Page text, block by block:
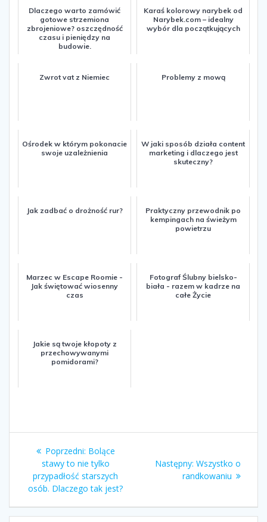
Dlaczego warto zamówić
gotowe strzemiona
zbrojeniowe? oszczędność
czasu i pieniędzy na
budowie.
Karaś kolorowy narybek od
Narybek.com – idealny
wybór dla początkujących
Zwrot vat z Niemiec Problemy z mową
Ośrodek w którym pokonacie
swoje uzależnienia
W jaki sposób działa content
marketing i dlaczego jest
skuteczny?
Jak zadbać o drożność rur?
Praktyczny przewodnik po
kempingach na świeżym
powietrzu
Marzec w Escape Roomie -
Jak świętować wiosenny
czas
Fotograf Ślubny bielsko-
biała - razem w kadrze na
całe Życie
Jakie są twoje kłopoty z
przechowywanymi
pomidorami?
Nawigacja
wpisu
Poprzedni: Poprzedni
wpis:
Bolące
stawy to nie tylko
przypadłość starszych
osób. Dlaczego tak jest?
Następny: Następny
wpis:
Wszystko o
randkowaniu